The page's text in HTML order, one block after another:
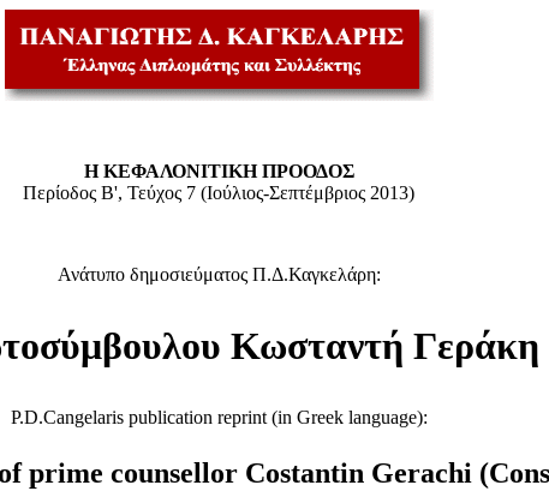
Η ΚΕΦΑΛΟΝΙΤΙΚΗ ΠΡΟΟΔΟΣ
Περίοδος Β', Τεύχος 7 (Ιούλιος-Σεπτέμβριος 2013)
Ανάτυπο δημοσιεύματος Π.Δ.Καγκελάρη:
Κωσταντή
P.D.Cangelaris publication reprint (in Greek language):
prime counsellor Costantin Gerachi